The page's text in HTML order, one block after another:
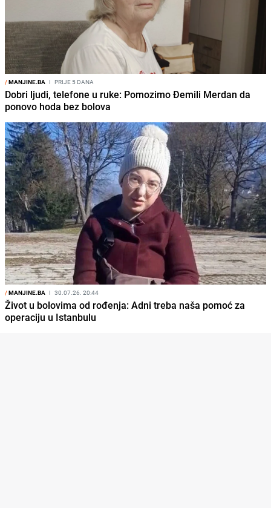
/MANJINE.BA I PRIJE 5 DANA
Dobri ljudi, telefone u ruke: Pomozimo Đemili Merdan da
ponovo hoda bez bolova
/MANJINE.BA I 30.07.26. 20:44
Život u bolovima od rođenja: Adni treba naša pomoć za
operaciju u Istanbulu